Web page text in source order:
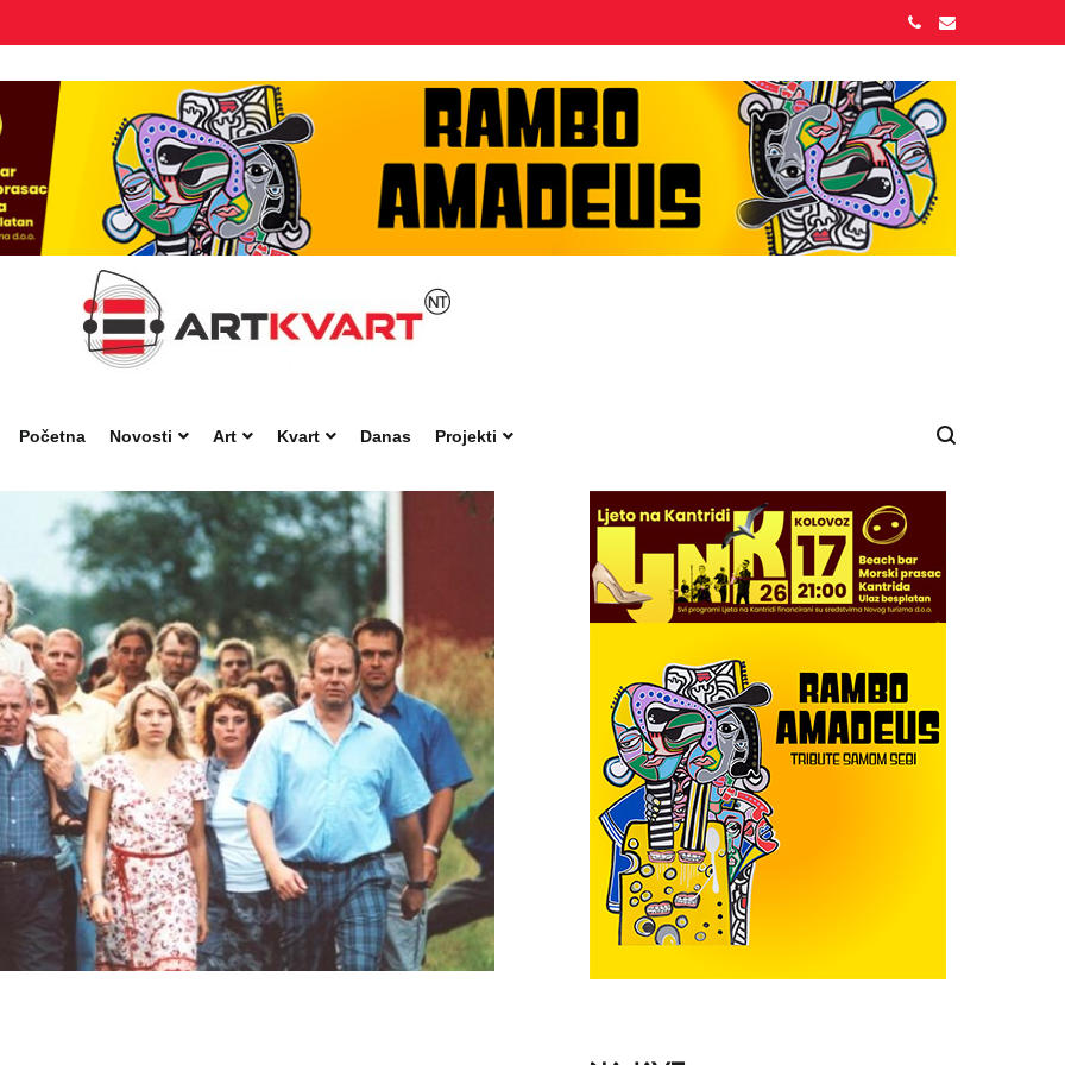
Početna
Novosti Art Kvart Danas Projekti